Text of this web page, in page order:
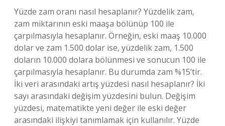
Yüzde zam oranı nasıl hesaplanır? Yüzdelik zam,
zam miktarının eski maaşa bölünüp 100 ile
çarpılmasıyla hesaplanır. Örneğin, eski maaş 10.000
dolar ve zam 1.500 dolar ise, yüzdelik zam, 1.500
doların 10.000 dolara bölünmesi ve sonucun 100 ile
çarpılmasıyla hesaplanır. Bu durumda zam %15’tir.
İki veri arasındaki artış yüzdesi nasıl hesaplanır? İki
sayı arasındaki değişim yüzdesini bulun. Değişim
yüzdesi, matematikte yeni değer ile eski değer
arasındaki ilişkiyi tanımlamak için kullanılır. Yüzde